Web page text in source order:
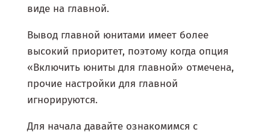
виде на главной.
Вывод главной юнитами имеет более
высокий приоритет, поэтому когда опция
«Включить юниты для главной» отмечена,
прочие настройки для главной
игнорируются.
Для начала давайте ознакомимся с